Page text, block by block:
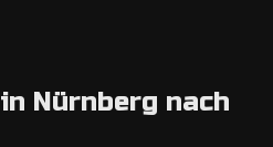
Nürnberg nach